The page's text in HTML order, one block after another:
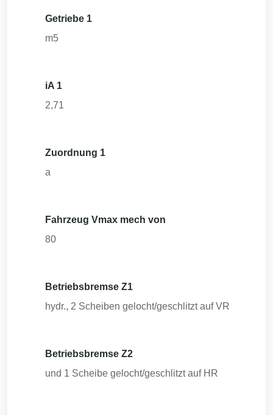
Getriebe 1
m5
iA 1
2,71
Zuordnung 1
a
Fahrzeug Vmax mech von
80
Betriebsbremse Z1
hydr., 2 Scheiben gelocht/geschlitzt auf VR
Betriebsbremse Z2
und 1 Scheibe gelocht/geschlitzt auf HR